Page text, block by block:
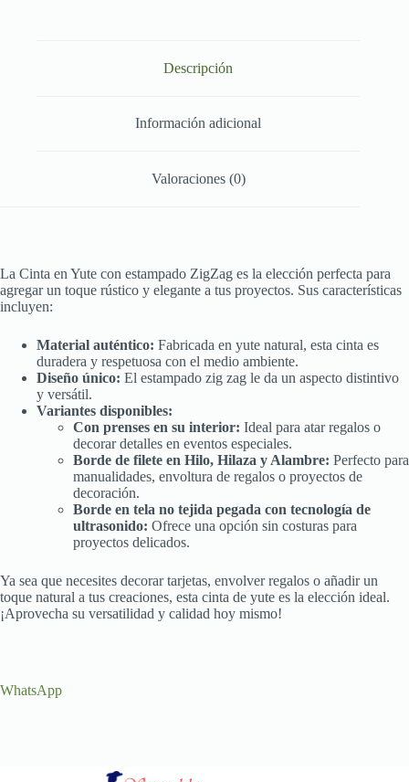
Descripción
Información adicional
Valoraciones (0)
La Cinta en Yute con estampado ZigZag es la elección perfecta para
agregar un toque rústico y elegante a tus proyectos. Sus características
incluyen:
Material auténtico: Fabricada en yute natural, esta cinta es
duradera y respetuosa con el medio ambiente.
Diseño único: El estampado zig zag le da un aspecto distintivo
y versátil.
Variantes disponibles:
Con prenses en su interior: Ideal para atar regalos o
decorar detalles en eventos especiales.
Borde de filete en Hilo, Hilaza y Alambre: Perfecto para
manualidades, envoltura de regalos o proyectos de
decoración.
Borde en tela no tejida pegada con tecnología de
ultrasonido: Ofrece una opción sin costuras para
proyectos delicados.
Ya sea que necesites decorar tarjetas, envolver regalos o añadir un
toque natural a tus creaciones, esta cinta de yute es la elección ideal.
¡Aprovecha su versatilidad y calidad hoy mismo!
WhatsApp